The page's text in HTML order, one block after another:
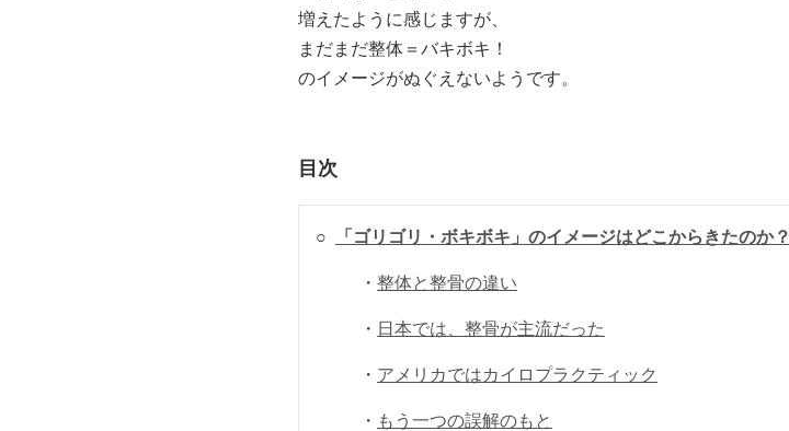
増えたように感じますが、
まだまだ整体＝バキボキ！
のイメージがぬぐえないようです。
目次
○ 「ゴリゴリ・ボキボキ」のイメージはどこからきたのか？
・ 整体と整骨の違い
・ 日本では、整骨が主流だった
・ アメリカではカイロプラクティック
・ もう一つの誤解のもと